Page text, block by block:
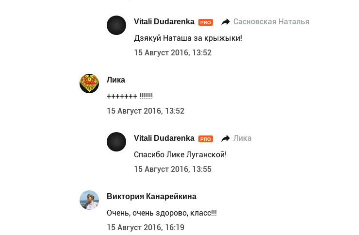
Vitali Dudarenka PRO Сасновская Наталья
Дзякуй Наташа за крыжыки!
15 Август 2016, 13:52
Лика
+++++++ !!!!!!!
15 Август 2016, 13:52
Vitali Dudarenka PRO Лика
Спасибо Лике Луганской!
15 Август 2016, 13:55
Виктория Канарейкина
Очень, очень здорово, класс!!!
15 Август 2016, 16:19